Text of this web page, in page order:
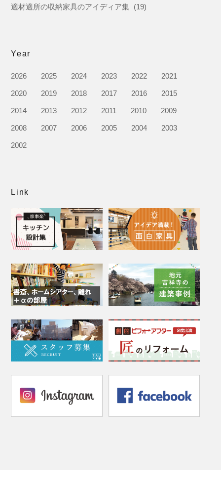
適材適所の収納家具のアイディア集 (19)
Year
2026 2025 2024 2023 2022 2021
2020 2019 2018 2017 2016 2015
2014 2013 2012 2011 2010 2009
2008 2007 2006 2005 2004 2003
2002
Link